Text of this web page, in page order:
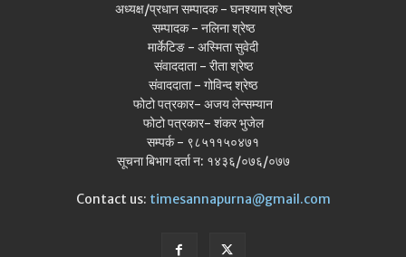
अध्यक्ष/प्रधान सम्पादक - घनश्याम श्रेष्ठ
सम्पादक - नलिना श्रेष्ठ
मार्केटिङ - अस्मिता सुवेदी
संवाददाता - रीता श्रेष्ठ
संवाददाता - गोविन्द श्रेष्ठ
फोटो पत्रकार- अजय लेन्सम्यान
फोटो पत्रकार- शंकर भुजेल
सम्पर्क - ९८५११५०४७१
सूचना बिभाग दर्ता न: १४३६/०७६/०७७
Contact us: timesannapurna@gmail.com